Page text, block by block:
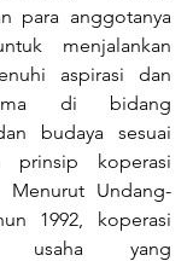
para anggotanya
menjalankan
aspirasi dan
di bidang
budaya sesuai
koperasi
Menurut Undang-
1992, koperasi
usaha yang